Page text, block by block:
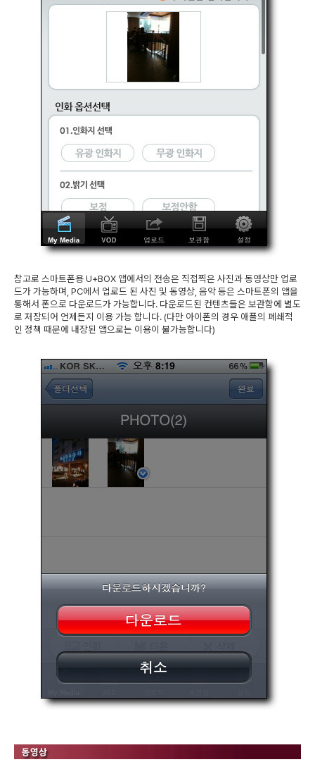
참고로 스마트폰용 U+BOX 앱에서의 전송은 직접찍은 사진과 동영상만 업로
드가 가능하며, PC에서 업로드 된 사진 및 동영상, 음악 등은 스마트폰의 앱을
통해서 폰으로 다운로드가 가능합니다. 다운로드된 컨텐츠들은 보관함에 별도
로 저장되어 언제든지 이용 가능 합니다. (다만 아이폰의 경우 애플의 폐쇄적
인 정책 때문에 내장된 앱으로는 이용이 불가능합니다)